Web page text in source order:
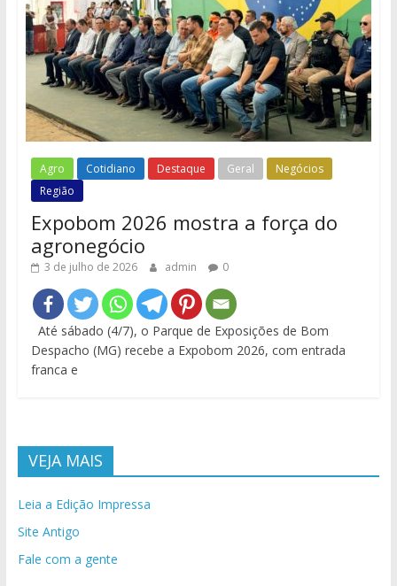
Agro Cotidiano Destaque Geral
Negócios
Região
Expobom 2026 mostra a força do
agronegócio
3 de julho de 2026 admin 0
Até sábado (4/7), o Parque de Exposições de Bom
Despacho (MG) recebe a Expobom 2026, com entrada
franca e
VEJA MAIS
Leia a Edição Impressa
Site Antigo
Fale com a gente